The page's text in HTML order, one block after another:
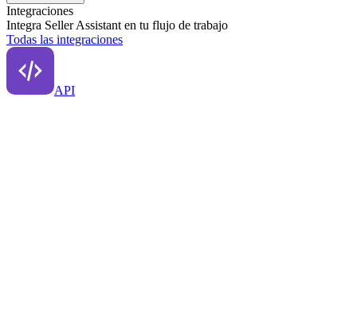
Integraciones
Integra Seller Assistant en tu flujo de trabajo
Todas las integraciones
API